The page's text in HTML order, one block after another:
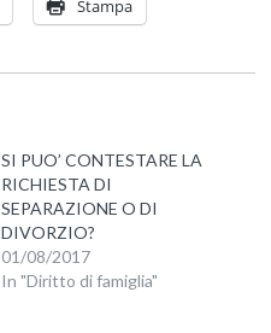
Stampa
SI PUO’ CONTESTARE LA
RICHIESTA DI
SEPARAZIONE O DI
DIVORZIO?
01/08/2017
In "Diritto di famiglia"